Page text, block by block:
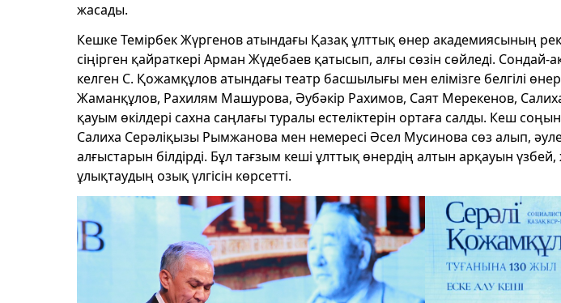
жасады.
Кешке Темірбек Жүргенов атындағы Қазақ ұлттық өнер академиясының
сіңірген қайраткері Арман Жүдебаев қатысып, алғы сөзін сөйледі.
келген С. Қожамқұлов атындағы театр басшылығы мен елімізге белгілі
Жаманқұлов, Рахилям Машурова, Әубәкір Рахимов, Саят Мерекенов,
қауым өкілдері сахна саңлағы туралы естеліктерін ортаға салды. Кеш
Салиха Серәліқызы Рымжанова мен немересі Әсел Мусинова сөз алып,
алғыстарын білдірді. Бұл тағзым кеші ұлттық өнердің алтын арқауын
ұлықтаудың озық үлгісін көрсетті.